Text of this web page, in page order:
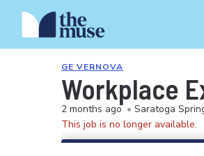
GE VERNOVA
Workplace
2 months ago • Saratoga
This job is no longer available.